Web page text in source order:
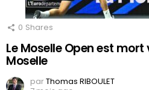
0 Shares
Le Moselle Open est mort
Moselle
parThomas RIBOULET